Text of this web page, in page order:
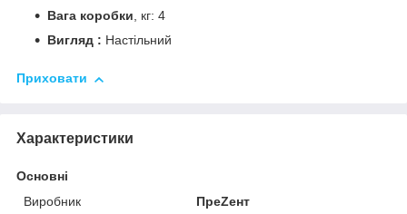
Вага коробки, кг: 4
Вигляд : Настільний
Приховати
Характеристики
Основні
Виробник
ПреZент